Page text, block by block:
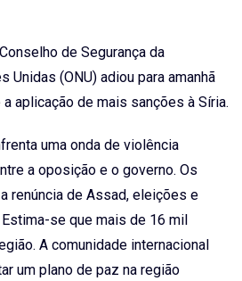
de Segurança da
Unidas (ONU) adiou para amanhã
aplicação de mais sanções à Síria.
uma onda de violência
a oposição e o governo. Os
renúncia de Assad, eleições e
se que mais de 16 mil
A comunidade internacional
um plano de paz na região